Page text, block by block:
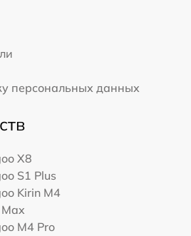
персональных данных
X8
S1 Plus
Kirin M4
M4 Pro